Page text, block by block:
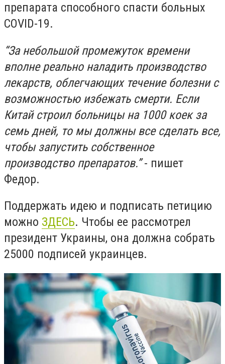
препарата способного спасти больных
COVID-19.
“За небольшой промежуток времени
вполне реально наладить производство
лекарств, облегчающих течение болезни с
возможностью избежать смерти. Если
Китай строил больницы на 1000 коек за
семь дней, то мы должны все сделать все,
чтобы запустить собственное
производство препаратов.”- пишет
Федор.
Поддержать идею и подписать петицию
можно ЗДЕСЬ. Чтобы ее рассмотрел
президент Украины, она должна собрать
25000 подписей украинцев.